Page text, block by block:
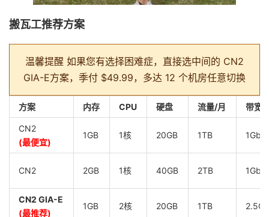
搬瓦工推荐方案
温馨提醒 如果您有选择困难症，直接选中间的 CN2
GIA-E方案，季付 $49.99，多达 12 个机房任意切换
方案 内存 CPU 硬盘 流量/月 带宽
CN2
(最便宜)
1GB 1核 20GB 1TB
CN2 2GB 1核 40GB 2TB
CN2 GIA-E
(最推荐)
1GB 2核 20GB 1TB